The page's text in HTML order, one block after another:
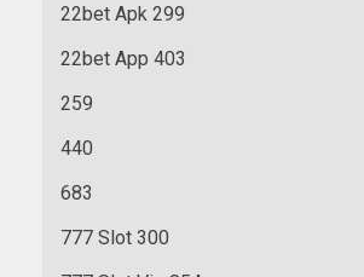
22bet Apk 299
22bet App 403
259
440
683
777 Slot 300